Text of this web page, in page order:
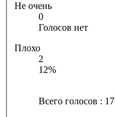
Не очень
0
Голосов нет
Плохо
2
12%
Всего голосов : 17